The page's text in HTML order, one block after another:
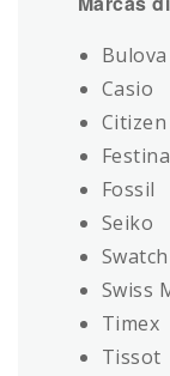
Bulova
Casio
Citizen
Festina
Fossil
Seiko
Swatch
Swiss
Timex
Tissot